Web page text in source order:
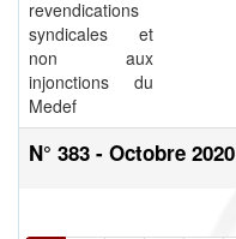
revendications
syndicales et
non aux
injonctions du
Medef
N° 383 - Octobre 2020